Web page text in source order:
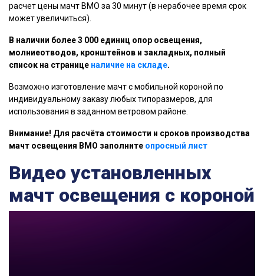
расчет цены мачт ВМО за 30 минут (в нерабочее время срок
может увеличиться).
В наличии более 3 000 единиц опор освещения,
молниеотводов, кронштейнов и закладных, полный
список на странице наличие на складе.
Возможно изготовление мачт с мобильной короной по
индивидуальному заказу любых типоразмеров, для
использования в заданном ветровом районе.
Внимание! Для расчёта стоимости и сроков производства
мачт освещения ВМО заполните опросный лист
Видео установленных
мачт освещения с короной